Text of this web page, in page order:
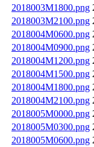
2018003M1800.png
2018003M2100.png
2018004M0600.png
2018004M0900.png
2018004M1200.png
2018004M1500.png
2018004M1800.png
2018004M2100.png
2018005M0000.png
2018005M0300.png
2018005M0600.png